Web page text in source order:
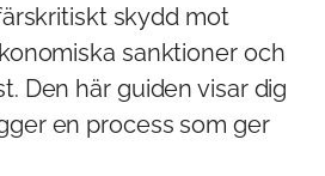
skydd mot
sanktioner och
Den här guiden visar dig
en process som ger